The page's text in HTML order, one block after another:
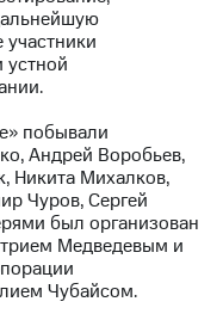
устной
побывали
Андрей Воробьев,
Никита Михалков,
Чуров, Сергей
был организован
Медведевым и
Чубайсом.